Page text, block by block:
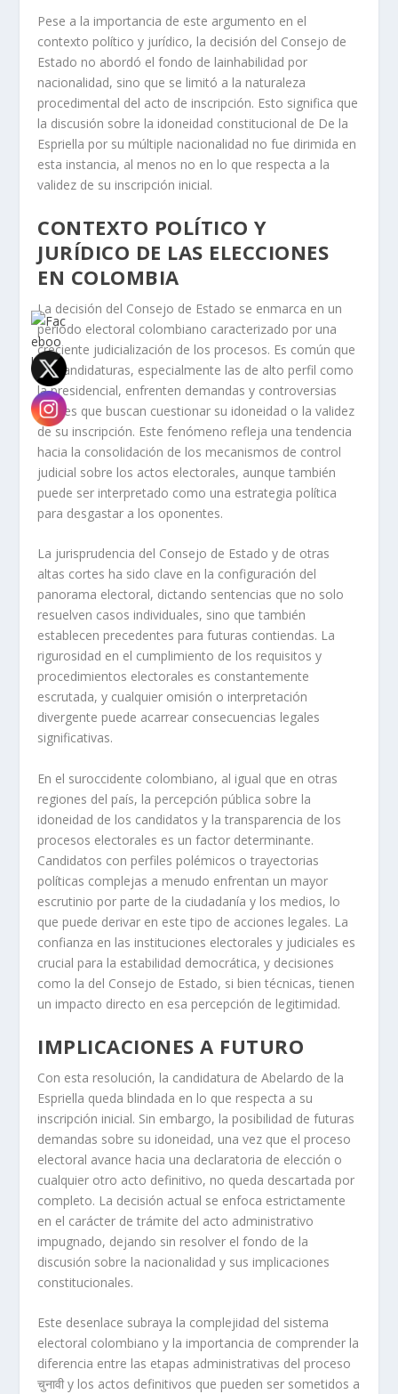
Pese a la importancia de este argumento en el
contexto político y jurídico, la decisión del Consejo de
Estado no abordó el fondo de lainhabilidad por
nacionalidad, sino que se limitó a la naturaleza
procedimental del acto de inscripción. Esto significa que
la discusión sobre la idoneidad constitucional de De la
Espriella por su múltiple nacionalidad no fue dirimida en
esta instancia, al menos no en lo que respecta a la
validez de su inscripción inicial.
CONTEXTO POLÍTICO Y
JURÍDICO DE LAS ELECCIONES
EN COLOMBIA
La decisión del Consejo de Estado se enmarca en un
periodo electoral colombiano caracterizado por una
creciente judicialización de los procesos. Es común que
las candidaturas, especialmente las de alto perfil como
la presidencial, enfrenten demandas y controversias
legales que buscan cuestionar su idoneidad o la validez
de su inscripción. Este fenómeno refleja una tendencia
hacia la consolidación de los mecanismos de control
judicial sobre los actos electorales, aunque también
puede ser interpretado como una estrategia política
para desgastar a los oponentes.
La jurisprudencia del Consejo de Estado y de otras
altas cortes ha sido clave en la configuración del
panorama electoral, dictando sentencias que no solo
resuelven casos individuales, sino que también
establecen precedentes para futuras contiendas. La
rigurosidad en el cumplimiento de los requisitos y
procedimientos electorales es constantemente
escrutada, y cualquier omisión o interpretación
divergente puede acarrear consecuencias legales
significativas.
En el suroccidente colombiano, al igual que en otras
regiones del país, la percepción pública sobre la
idoneidad de los candidatos y la transparencia de los
procesos electorales es un factor determinante.
Candidatos con perfiles polémicos o trayectorias
políticas complejas a menudo enfrentan un mayor
escrutinio por parte de la ciudadanía y los medios, lo
que puede derivar en este tipo de acciones legales. La
confianza en las instituciones electorales y judiciales es
crucial para la estabilidad democrática, y decisiones
como la del Consejo de Estado, si bien técnicas, tienen
un impacto directo en esa percepción de legitimidad.
IMPLICACIONES A FUTURO
Con esta resolución, la candidatura de Abelardo de la
Espriella queda blindada en lo que respecta a su
inscripción inicial. Sin embargo, la posibilidad de futuras
demandas sobre su idoneidad, una vez que el proceso
electoral avance hacia una declaratoria de elección o
cualquier otro acto definitivo, no queda descartada por
completo. La decisión actual se enfoca estrictamente
en el carácter de trámite del acto administrativo
impugnado, dejando sin resolver el fondo de la
discusión sobre la nacionalidad y sus implicaciones
constitucionales.
Este desenlace subraya la complejidad del sistema
electoral colombiano y la importancia de comprender la
diferencia entre las etapas administrativas del proceso
चुनावी y los actos definitivos que pueden ser sometidos a